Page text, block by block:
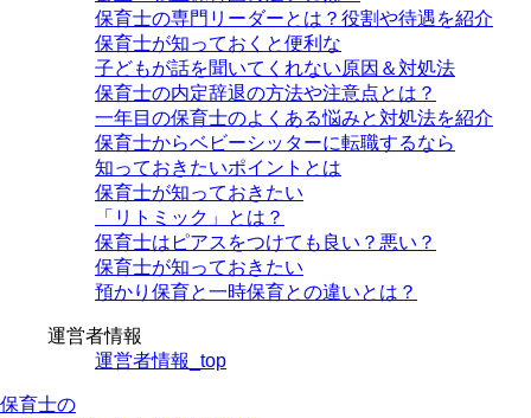
保育士の専門リーダーとは？役割や待遇を紹介
保育士が知っておくと便利な
子どもが話を聞いてくれない原因＆対処法
保育士の内定辞退の方法や注意点とは？
一年目の保育士のよくある悩みと対処法を紹介
保育士からベビーシッターに転職するなら
知っておきたいポイントとは
保育士が知っておきたい
「リトミック」とは？
保育士はピアスをつけても良い？悪い？
保育士が知っておきたい
預かり保育と一時保育との違いとは？
運営者情報
運営者情報_top
保育士の